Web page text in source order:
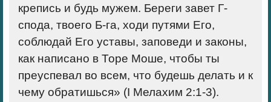
крепись и будь мужем. Береги завет Г-
спода, твоего Б-га, ходи путями Его,
соблюдай Его уставы, заповеди и законы,
как написано в Торе Моше, чтобы ты
преуспевал во всем, что будешь делать и к
чему обратишься» (I Мелахим 2:1-3).